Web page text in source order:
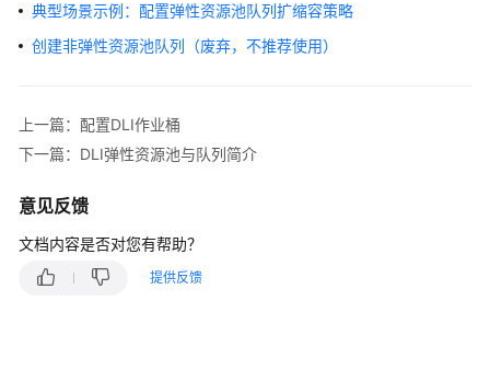
品
介
计
费
明
快
速
入
典型场景示例：配置弹性资源池队列扩缩容策略
创建非弹性资源池队列（废弃，不推荐使用）
上一篇：配置DLI作业桶
下一篇：DLI弹性资源池与队列简介
意见反馈
文档内容是否对您有帮助？
提供反馈